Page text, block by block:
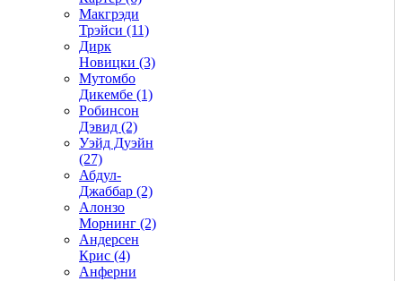
Макгрэди
Трэйси (11)
Дирк
Новицки (3)
Мутомбо
Дикембе (1)
Робинсон
Дэвид (2)
Уэйд Дуэйн
(27)
Абдул-
Джаббар (2)
Алонзо
Морнинг (2)
Андерсен
Крис (4)
Анферни